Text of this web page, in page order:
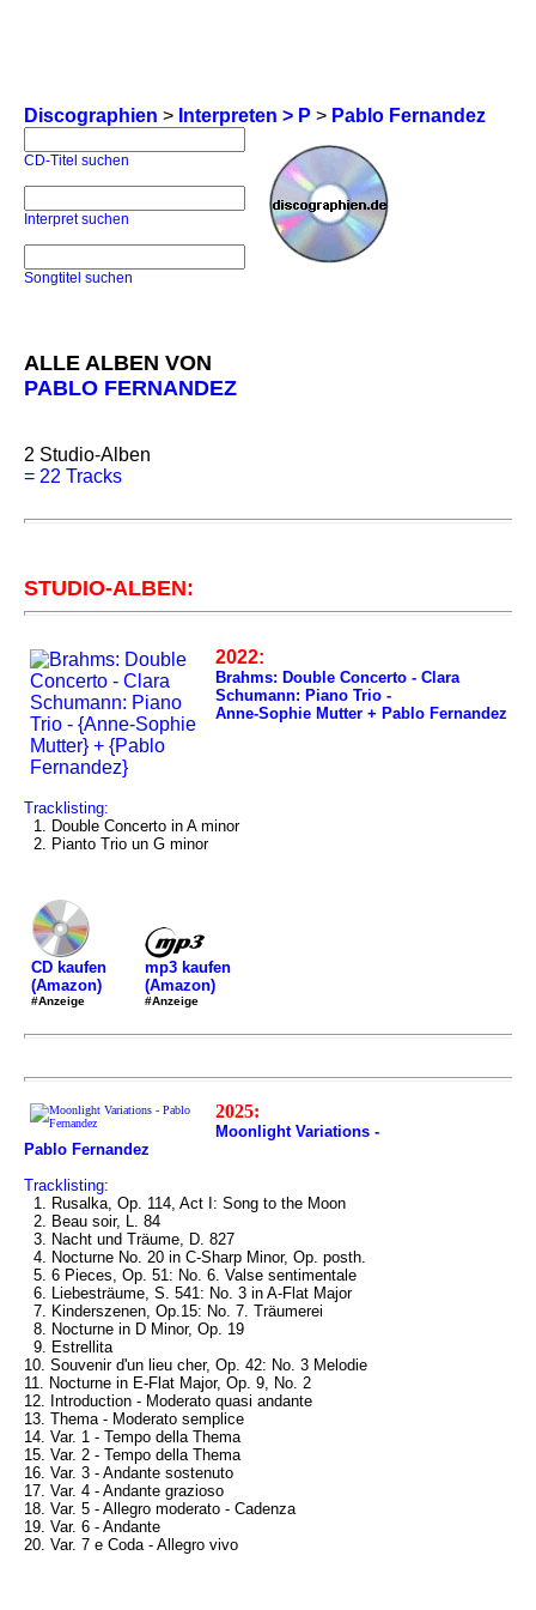
Discographien > Interpreten > P > Pablo Fernandez
CD-Titel suchen
Interpret suchen
Songtitel suchen
ALLE ALBEN VON
PABLO FERNANDEZ
2 Studio-Alben
= 22 Tracks
STUDIO-ALBEN:
2022:
Brahms: Double Concerto - Clara
Schumann: Piano Trio -
Anne-Sophie Mutter + Pablo Fernandez
Tracklisting:
1. Double Concerto in A minor
2. Pianto Trio un G minor
CD kaufen
(Amazon)
#Anzeige
mp3 kaufen
(Amazon)
#Anzeige
2025:
Moonlight Variations -
Pablo Fernandez
Tracklisting:
1. Rusalka, Op. 114, Act I: Song to the Moon
2. Beau soir, L. 84
3. Nacht und Träume, D. 827
4. Nocturne No. 20 in C-Sharp Minor, Op. posth.
5. 6 Pieces, Op. 51: No. 6. Valse sentimentale
6. Liebesträume, S. 541: No. 3 in A-Flat Major
7. Kinderszenen, Op.15: No. 7. Träumerei
8. Nocturne in D Minor, Op. 19
9. Estrellita
10. Souvenir d'un lieu cher, Op. 42: No. 3 Melodie
11. Nocturne in E-Flat Major, Op. 9, No. 2
12. Introduction - Moderato quasi andante
13. Thema - Moderato semplice
14. Var. 1 - Tempo della Thema
15. Var. 2 - Tempo della Thema
16. Var. 3 - Andante sostenuto
17. Var. 4 - Andante grazioso
18. Var. 5 - Allegro moderato - Cadenza
19. Var. 6 - Andante
20. Var. 7 e Coda - Allegro vivo